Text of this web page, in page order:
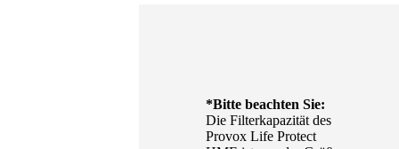
*Bitte beachten Sie:
Die Filterkapazität des
Provox Life Protect